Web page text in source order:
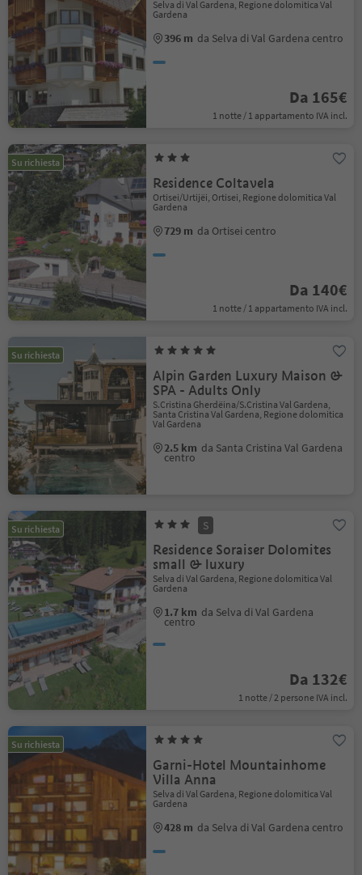
Selva di Val Gardena, Regione dolomitica Val
Gardena
396 m da Selva di Val Gardena centro
Da 165€
1 notte / 1 appartamento IVA incl.
Su richiesta
Residence Coltavela
Ortisei/Urtijëi, Ortisei, Regione dolomitica Val
Gardena
729 m da Ortisei centro
Da 140€
1 notte / 1 appartamento IVA incl.
Su richiesta
Alpin Garden Luxury Maison &
SPA - Adults Only
S.Cristina Gherdëina/S.Cristina Val Gardena,
Santa Cristina Val Gardena, Regione dolomitica
Val Gardena
2.5 km da Santa Cristina Val Gardena
centro
Su richiesta S
Residence Soraiser Dolomites
small & luxury
Selva di Val Gardena, Regione dolomitica Val
Gardena
1.7 km da Selva di Val Gardena
centro
Da 132€
1 notte / 2 persone IVA incl.
Su richiesta
Garni-Hotel Mountainhome
Villa Anna
Selva di Val Gardena, Regione dolomitica Val
Gardena
428 m da Selva di Val Gardena centro